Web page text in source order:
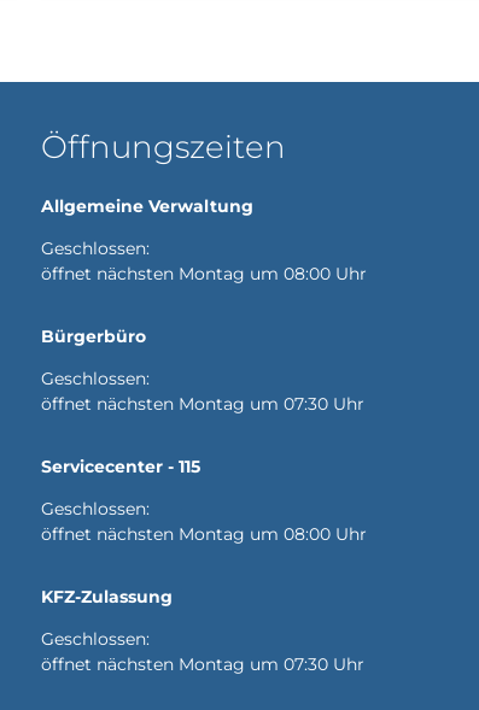
Öffnungszeiten
Allgemeine Verwaltung
Klicken, um weitere Öffnungs- oder Schließzeiten
Geschlossen:
öffnet nächsten Montag um 08:00 Uhr
Bürgerbüro
Klicken, um weitere Öffnungs- oder Schließzeiten
Geschlossen:
öffnet nächsten Montag um 07:30 Uhr
Servicecenter - 115
Klicken, um weitere Öffnungs- oder Schließzeiten
Geschlossen:
öffnet nächsten Montag um 08:00 Uhr
KFZ-Zulassung
Klicken, um weitere Öffnungs- oder Schließzeiten
Geschlossen:
öffnet nächsten Montag um 07:30 Uhr